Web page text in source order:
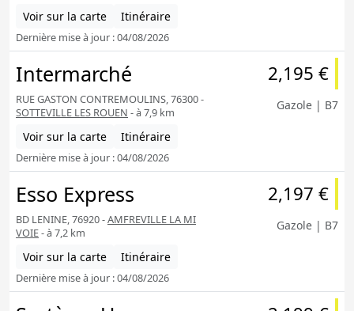
Voir sur la carte Itinéraire
Dernière mise à jour : 04/08/2026
Intermarché
RUE GASTON CONTREMOULINS, 76300 -
SOTTEVILLE LES ROUEN - à 7,9 km
Voir sur la carte Itinéraire
Dernière mise à jour : 04/08/2026
2,195 €
Gazole | B7
Esso Express
BD LENINE, 76920 -AMFREVILLE LA MI
VOIE- à 7,2 km
Voir sur la carte Itinéraire
Dernière mise à jour : 04/08/2026
2,197 €
Gazole | B7